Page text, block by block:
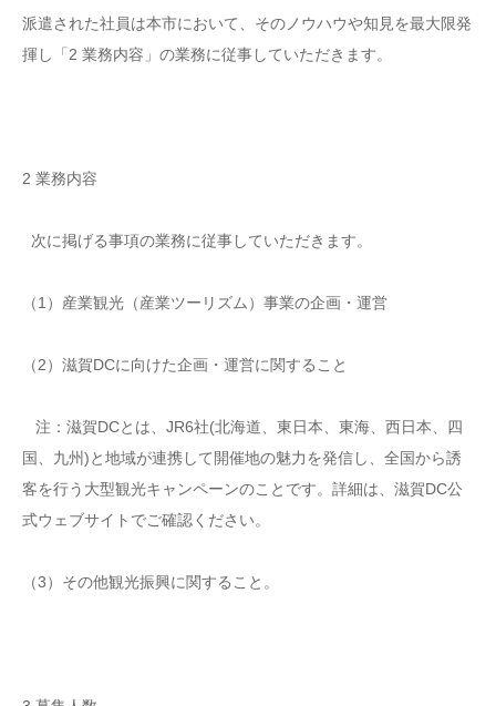
派遣された社員は本市において、そのノウハウや知見を最大限発
揮し「2 業務内容」の業務に従事していただきます。
2 業務内容
次に掲げる事項の業務に従事していただきます。
（1）産業観光（産業ツーリズム）事業の企画・運営
（2）滋賀DCに向けた企画・運営に関すること
注：滋賀DCとは、JR6社(北海道、東日本、東海、西日本、四
国、九州)と地域が連携して開催地の魅力を発信し、全国から誘
客を行う大型観光キャンペーンのことです。詳細は、滋賀DC公
式ウェブサイトでご確認ください。
（3）その他観光振興に関すること。